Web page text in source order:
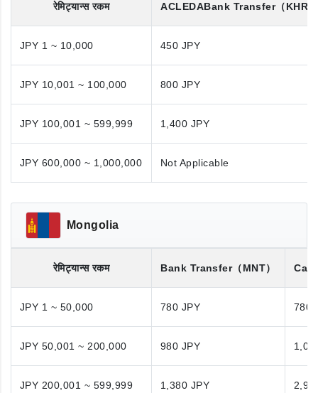
रेमिट्यान्स रकम ACLEDABank Transfer（KHR/
JPY 1 ~ 10,000 450 JPY
JPY 10,001 ~ 100,000 800 JPY
JPY 100,001 ~ 599,999 1,400 JPY
JPY 600,000 ~ 1,000,000 Not Applicable
Mongolia
रेमिट्यान्स रकम Bank Transfer（MNT）
JPY 1 ~ 50,000 780 JPY 780
JPY 50,001 ~ 200,000 980 JPY
JPY 200,001 ~ 599,999 1,380 JPY